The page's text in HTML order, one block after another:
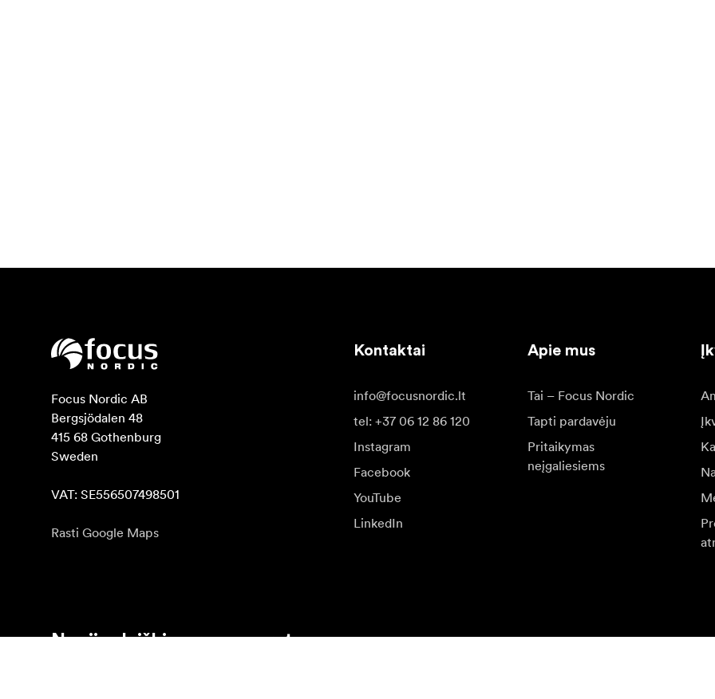
Focus Nordic AB
Bergsjödalen 48
415 68 Gothenburg
Sweden
VAT: SE556507498501
Rasti Google Maps
Kontaktai
info@focusnordic.lt
tel: +37 06 12 86 120
Instagram
Facebook
YouTube
LinkedIn
Apie mus
Tai – Focus Nordic
Tapti pardavėju
Pritaikymas
neįgaliesiems
Naujienlaiškio prenumerata